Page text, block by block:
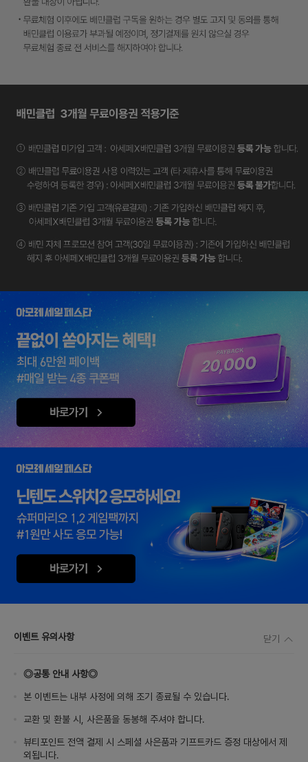
이벤트 유의사항 닫기
◎공통 안내 사항◎
본 이벤트는 내부 사정에 의해 조기 종료될 수 있습니다.
교환 및 환불 시, 사은품을 동봉해 주셔야 합니다.
뷰티포인트 전액 결제 시 스페셜 사은품과 기프트카드 증정 대상에서 제
외됩니다.